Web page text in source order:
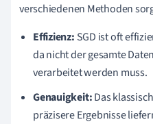
verschiedenen Methoden
Effizienz: SGD ist oft
da nicht der gesamte
verarbeitet werden muss.
Genauigkeit:Das
präzisere Ergebnisse